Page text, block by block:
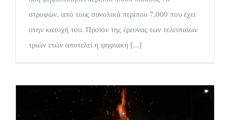
στροφών, από τους συνολικά περίπου 7.000 που έχει
στην κατοχή του. Προϊόν της έρευνας των τελευταίων
τριών ετών αποτελεί η ψηφιακή [...]